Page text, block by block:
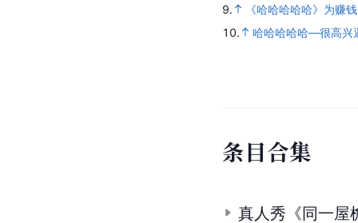
9.
《哈哈哈哈哈》为赚
10.
哈哈哈哈哈—很高兴
条目合集
真人秀《同一屋